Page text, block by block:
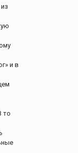
и в
то